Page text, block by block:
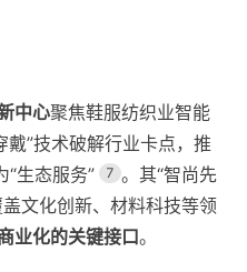
中心聚焦鞋服纺织业智能
”技术破解行业卡点，推
“生态服务”
7 。其“智尚先
文化创新、材料科技等领
业化的关键接口。